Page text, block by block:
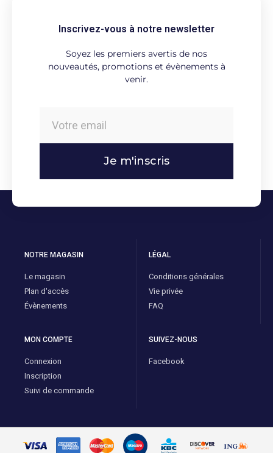
Inscrivez-vous à notre newsletter
Soyez les premiers avertis de nos
nouveautés, promotions et évènements à
venir.
Je m'inscris
NOTRE MAGASIN
Le magasin
Plan d'accès
Évènements
LÉGAL
Conditions générales
Vie privée
FAQ
MON COMPTE
Connexion
Inscription
Suivi de commande
SUIVEZ-NOUS
Facebook